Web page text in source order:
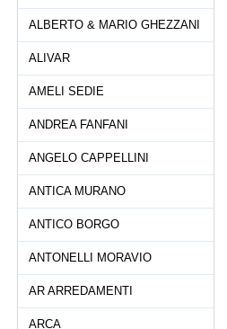
ALBERTO & MARIO GHEZZANI
ALIVAR
AMELI SEDIE
ANDREA FANFANI
ANGELO CAPPELLINI
ANTICA MURANO
ANTICO BORGO
ANTONELLI MORAVIO
AR ARREDAMENTI
ARCA